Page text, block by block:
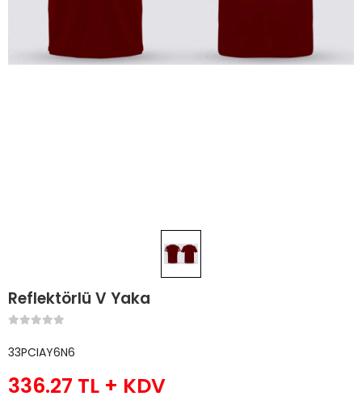
Reflektörlü V Yaka
33PCIAY6N6
336.27 TL + KDV